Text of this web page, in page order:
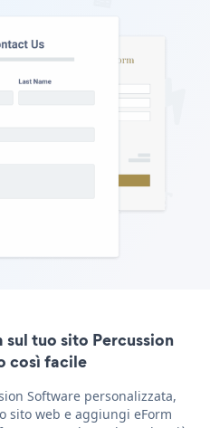
tuo sito Percussion
così facile
Software personalizzata,
sito web e aggiungi eForm